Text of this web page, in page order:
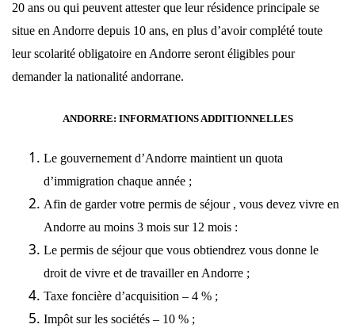
20 ans ou qui peuvent attester que leur résidence principale se
situe en Andorre depuis 10 ans, en plus d’avoir complété toute
leur scolarité obligatoire en Andorre seront éligibles pour
demander la nationalité andorrane.
ANDORRE: INFORMATIONS ADDITIONNELLES
Le gouvernement d’Andorre maintient un quota
d’immigration chaque année ;
Afin de garder votre permis de séjour , vous devez vivre en
Andorre au moins 3 mois sur 12 mois :
Le permis de séjour que vous obtiendrez vous donne le
droit de vivre et de travailler en Andorre ;
Taxe foncière d’acquisition – 4 % ;
Impôt sur les sociétés – 10 % ;